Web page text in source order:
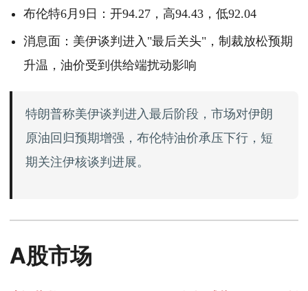
布伦特6月9日：开94.27，高94.43，低92.04
消息面：美伊谈判进入"最后关头"，制裁放松预期
升温，油价受到供给端扰动影响
特朗普称美伊谈判进入最后阶段，市场对伊朗
原油回归预期增强，布伦特油价承压下行，短
期关注伊核谈判进展。
A股市场